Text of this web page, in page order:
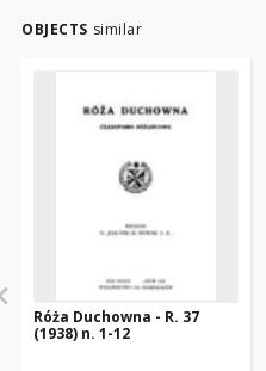
OBJECTS similar
Róża Duchowna - R. 37
(1938) n. 1-12